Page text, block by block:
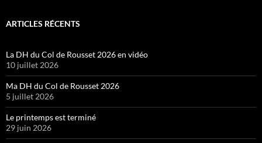
ARTICLES RÉCENTS
La DH du Col de Rousset 2026 en vidéo
10 juillet 2026
Ma DH du Col de Rousset 2026
5 juillet 2026
Le printemps est terminé
29 juin 2026